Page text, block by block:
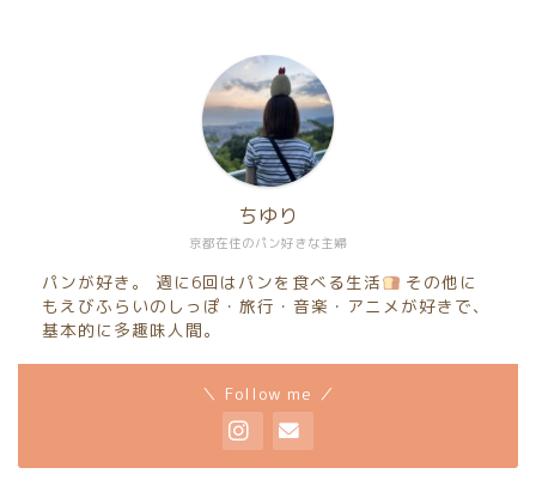
京都在住のパン好きな主婦
ちゆり
パンが好き。 週に6回はパンを食べる生活
その他に
もえびふらいのしっぽ・旅行・音楽・アニメが好きで、
基本的に多趣味人間。
＼ Follow me ／